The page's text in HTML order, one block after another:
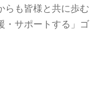
らも皆様と共に歩む
・サポートする」ゴ